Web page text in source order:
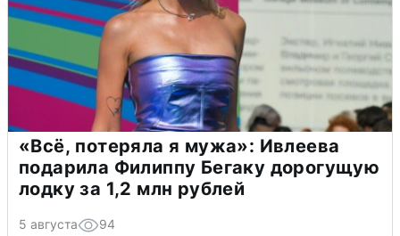
«Всё, потеряла я мужа»: Ивлеева
подарила Филиппу Бегаку дорогущую
лодку за 1,2 млн рублей
5 августа 94